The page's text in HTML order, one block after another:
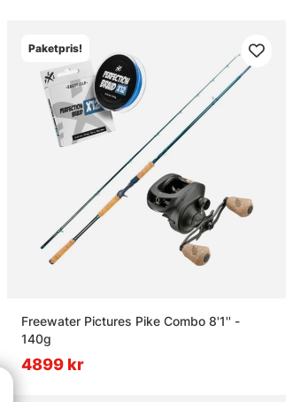
Paketpris!
Freewater Pictures Pike Combo 8'1'' -
140g
4899 kr